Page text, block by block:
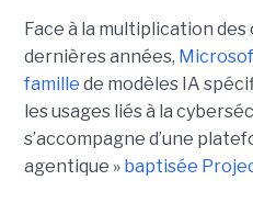
Face à la multiplication
dernières années,
famille de modèles IA
les usages liés à la
s’accompagne d’une
agentique » baptisée